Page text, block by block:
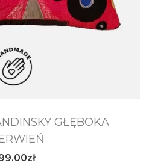
GŁĘBOKA
zł